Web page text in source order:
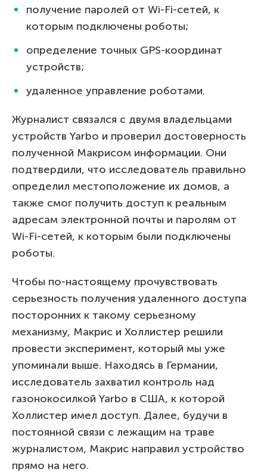
получение паролей от Wi-Fi-сетей, к
которым подключены роботы;
определение точных GPS-координат
устройств;
удаленное управление роботами.
Журналист связался с двумя владельцами
устройств Yarbo и проверил достоверность
полученной Макрисом информации. Они
подтвердили, что исследователь правильно
определил местоположение их домов, а
также смог получить доступ к реальным
адресам электронной почты и паролям от
Wi-Fi-сетей, к которым были подключены
роботы.
Чтобы по-настоящему прочувствовать
серьезность получения удаленного доступа
посторонних к такому серьезному
механизму, Макрис и Холлистер решили
провести эксперимент, который мы уже
упоминали выше. Находясь в Германии,
исследователь захватил контроль над
газонокосилкой Yarbo в США, к которой
Холлистер имел доступ. Далее, будучи в
постоянной связи с лежащим на траве
журналистом, Макрис направил устройство
прямо на него.